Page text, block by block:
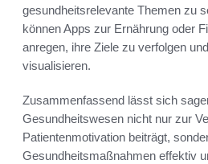
gesundheitsrelevante Themen zu
können Apps zur Ernährung oder
anregen, ihre Ziele zu verfolgen
visualisieren.
Zusammenfassend lässt sich
Gesundheitswesen nicht nur zur
Patientenmotivation beiträgt,
Gesundheitsmaßnahmen effektiv